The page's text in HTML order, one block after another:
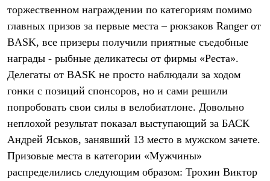
Комбинезоны
Куртки
Брюки
Утепленная синтетикой
Комбинезоны
Куртки
Брюки
Лёгкая одежда
Футболки
Брюки
Софтшелл одежда
Куртки
Флисовая одежда
Куртки
торжественном награждении по категориям помимо
главных призов за первые места – рюкзаков Ranger от
BASK, все призеры получили приятные съедобные
награды - рыбные деликатесы от фирмы «Реста».
Делегаты от BASK не просто наблюдали за ходом
гонки с позиций спонсоров, но и сами решили
попробовать свои силы в велобиатлоне. Довольно
неплохой результат показал выступающий за БАСК
Андрей Яськов, занявший 13 место в мужском зачете.
Призовые места в категории «Мужчины»
распределились следующим образом: Трохин Виктор